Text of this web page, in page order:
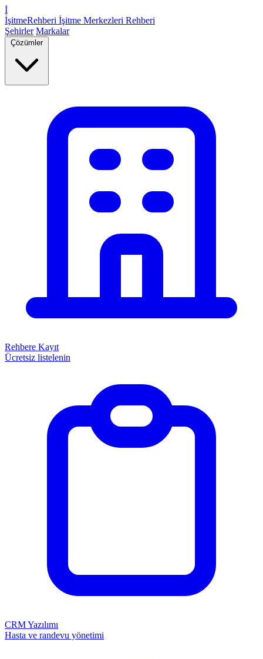
İ
İşitmeRehberi İşitme Merkezleri Rehberi
Şehirler Markalar
Çözümler
Rehbere Kayıt
Ücretsiz listelenin
CRM Yazılımı
Hasta ve randevu yönetimi